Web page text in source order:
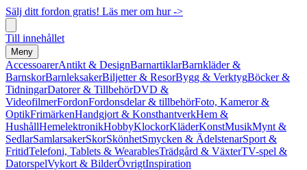
Sälj ditt fordon gratis! Läs mer om hur ->
Till innehållet
Meny
AccessoarerAntikt & DesignBarnartiklarBarnkläder &
BarnskorBarnleksakerBiljetter & ResorBygg & VerktygBöcker &
TidningarDatorer & TillbehörDVD &
VideofilmerFordonFordonsdelar & tillbehörFoto, Kameror &
OptikFrimärkenHandgjort & KonsthantverkHem &
HushållHemelektronikHobbyKlockorKläderKonstMusikMynt &
SedlarSamlarsakerSkorSkönhetSmycken & ÄdelstenarSport &
FritidTelefoni, Tablets & WearablesTrädgård & VäxterTV-spel &
DatorspelVykort & BilderÖvrigtInspiration